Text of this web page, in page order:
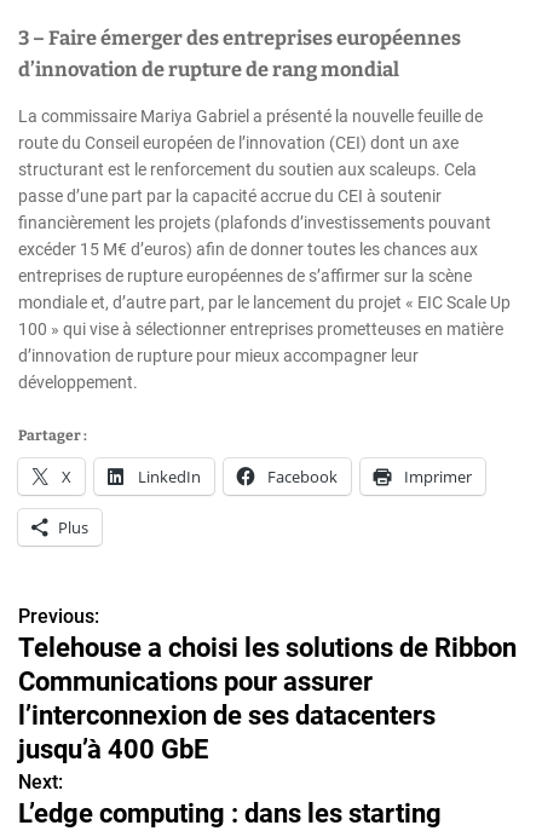
3 – Faire émerger des entreprises européennes
d’innovation de rupture de rang mondial
La commissaire Mariya Gabriel a présenté la nouvelle feuille de
route du Conseil européen de l’innovation (CEI) dont un axe
structurant est le renforcement du soutien aux scaleups. Cela
passe d’une part par la capacité accrue du CEI à soutenir
financièrement les projets (plafonds d’investissements pouvant
excéder 15 M€ d’euros) afin de donner toutes les chances aux
entreprises de rupture européennes de s’affirmer sur la scène
mondiale et, d’autre part, par le lancement du projet « EIC Scale Up
100 » qui vise à sélectionner entreprises prometteuses en matière
d’innovation de rupture pour mieux accompagner leur
développement.
Partager :
X LinkedIn Facebook Imprimer
Plus
N
a
v
i
g
Previous:
Telehouse a choisi les solutions de Ribbon
Communications pour assurer
l’interconnexion de ses datacenters
jusqu’à 400 GbE
Next:
L’edge computing : dans les starting